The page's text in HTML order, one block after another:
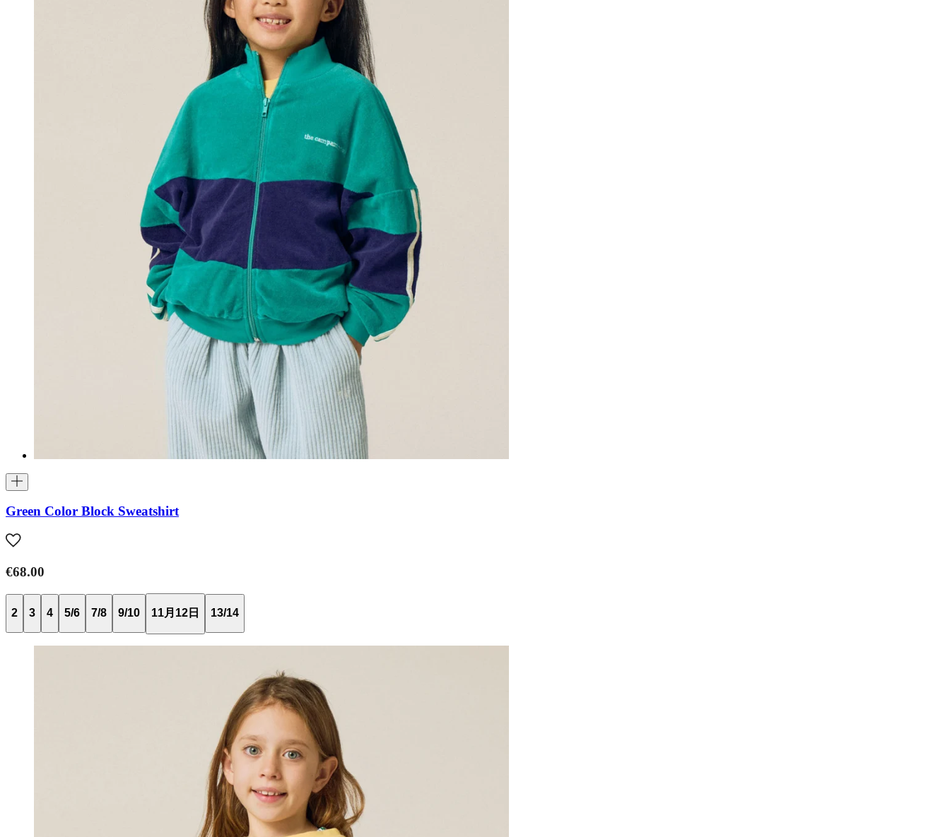
Green Color Block Sweatshirt
€68.00
2 3 4 5/6 7/8 9/10 11月12日 13/14